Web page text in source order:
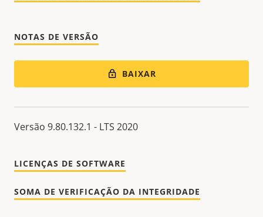
NOTAS DE VERSÃO
BAIXAR
Versão 9.80.132.1 - LTS 2020
LICENÇAS DE SOFTWARE
SOMA DE VERIFICAÇÃO DA INTEGRIDADE